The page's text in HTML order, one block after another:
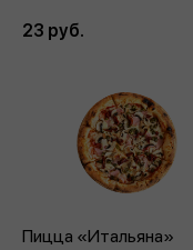
23 руб.
Пицца «Итальяна»